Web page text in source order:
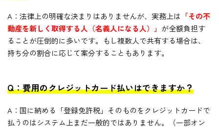
A：法律上の明確な決まりはありませんが、実務上は 「その不
動産を新しく取得する人（名義人になる人）」 が全額負担す
ることが圧倒的に多いです。もし複数人で共有する場合は、
持ち分の割合に応じて案分することもあります。
Q：費用のクレジットカード払いはできますか？
A：国に納める「登録免許税」そのものをクレジットカードで
払うのはシステム上まだ一般的ではありません。（一部オン